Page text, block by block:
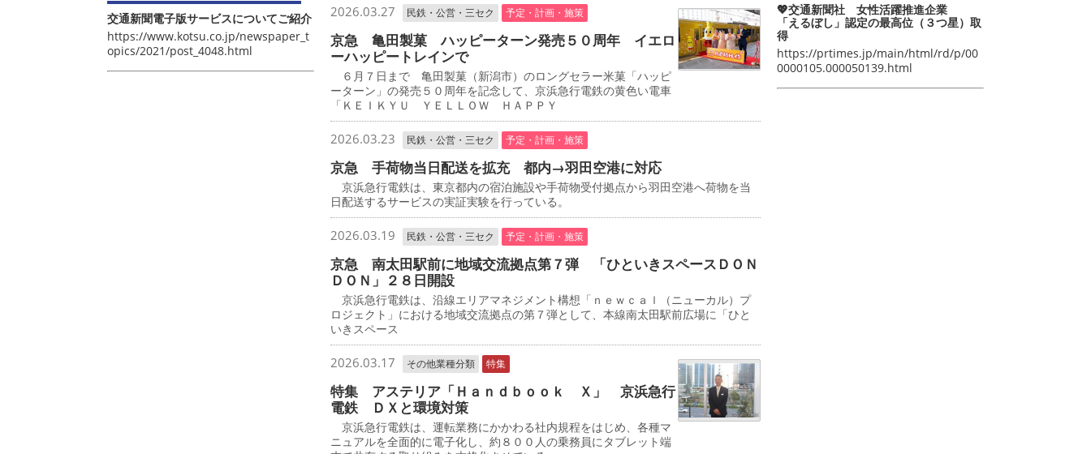
交通新聞電子版サービスについてご紹介
https://www.kotsu.co.jp/newspaper_t
opics/2021/post_4048.html
2026.03.27 民鉄・公営・三セク 予定・計画・施策
京急 亀田製菓 ハッピーターン発売５０周年 イエロ
ーハッピートレインで
６月７日まで 亀田製菓（新潟市）のロングセラー米菓「ハッピ
ーターン」の発売５０周年を記念して、京浜急行電鉄の黄色い電車
「ＫＥＩＫＹＵ ＹＥＬＬＯＷ ＨＡＰＰＹ
2026.03.23 民鉄・公営・三セク 予定・計画・施策
京急 手荷物当日配送を拡充 都内→羽田空港に対応
京浜急行電鉄は、東京都内の宿泊施設や手荷物受付拠点から羽田空港へ荷物を当
日配送するサービスの実証実験を行っている。
2026.03.19 民鉄・公営・三セク 予定・計画・施策
京急 南太田駅前に地域交流拠点第７弾 「ひといきスペースＤＯＮ
ＤＯＮ」２８日開設
京浜急行電鉄は、沿線エリアマネジメント構想「ｎｅｗｃａｌ（ニューカル）プ
ロジェクト」における地域交流拠点の第７弾として、本線南太田駅前広場に「ひと
いきスペース
2026.03.17 その他業種分類 特集
特集 アステリア「Ｈａｎｄｂｏｏｋ Ｘ」 京浜急行
電鉄 ＤＸと環境対策
京浜急行電鉄は、運転業務にかかわる社内規程をはじめ、各種マ
ニュアルを全面的に電子化し、約８００人の乗務員にタブレット端
💖交通新聞社 女性活躍推進企業
「えるぼし」認定の最高位（３つ星）取
得
https://prtimes.jp/main/html/rd/p/00
0000105.000050139.html